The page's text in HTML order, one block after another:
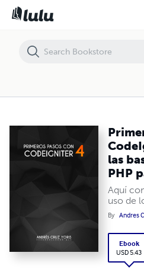
las
PHP
Aquí
uso de
By Andres
Ebook
USD 5.43
Primeros pasos con CodeIgniter 4,